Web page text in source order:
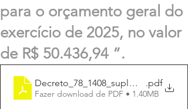
para o orçamento geral do
exercício de 2025, no valor
de R$ 50.436,94 ”.
.pdf
Fazer download de PDF • 1.40MB